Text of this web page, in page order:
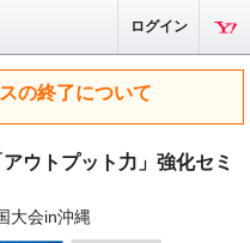
ログイン
の終了について
ウトプット力」強化セミ
大会in沖縄